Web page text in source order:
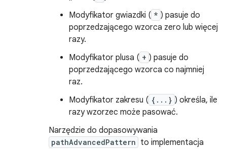
Modyfikator gwiazdki ( * ) pasuje do
poprzedzającego wzorca zero lub więcej
razy.
Modyfikator plusa ( + ) pasuje do
poprzedzającego wzorca co najmniej
raz.
Modyfikator zakresu ( {...} ) określa, ile
razy wzorzec może pasować.
Narzędzie do dopasowywania
pathAdvancedPattern to implementacja